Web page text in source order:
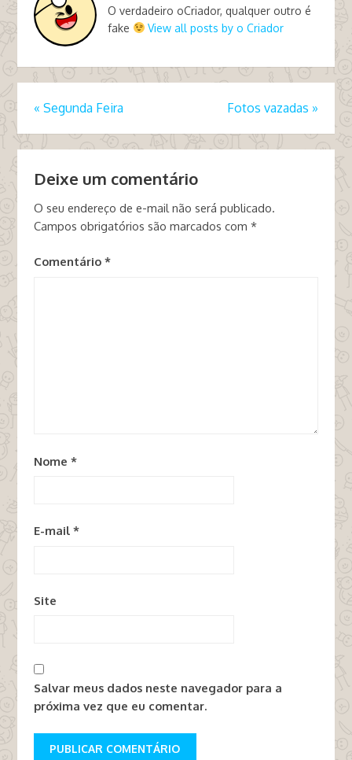
O verdadeiro oCriador, qualquer outro é
fake
View all posts by o Criador
« Segunda Feira Fotos vazadas »
Deixe um comentário
O seu endereço de e-mail não será publicado.
Campos obrigatórios são marcados com *
Comentário *
Nome *
E-mail *
Site
Salvar meus dados neste navegador para a
próxima vez que eu comentar.